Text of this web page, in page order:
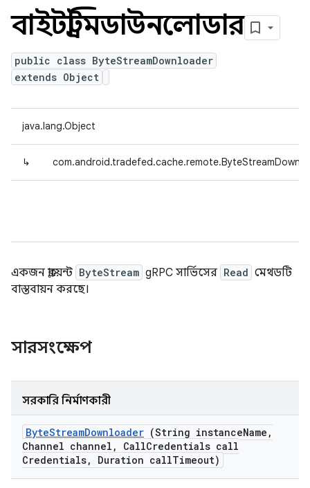
বাইটস্ট্রিমডাউনলোডার
public class ByteStreamDownloader
extends Object
java.lang.Object
↳
একজন ক্লায়েন্ট ByteStream gRPC সার্ভিসের Read মেথডটি
বাস্তবায়ন করছে।
সারসংক্ষেপ
সরকারি নির্মাণকারী
ByteStreamDownloader (String instanceName ,
Channel channel , CallCredentials call
Credentials, Duration callTimeout)